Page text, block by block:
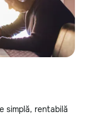
simplă, rentabilă